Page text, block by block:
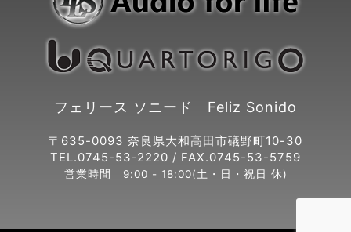
フェリース ソニード Feliz Sonido
〒635-0093 奈良県大和高田市礒野町10-30
TEL.0745-53-2220 / FAX.0745-53-5759
営業時間 9:00 - 18:00(土・日・祝日 休)